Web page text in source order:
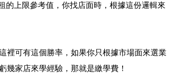
的上限參考值，你找店面時，根據這份邏輯來
裡可有這個勝率，如果你只根據市場面來選業
幾家店來學經驗，那就是繳學費！